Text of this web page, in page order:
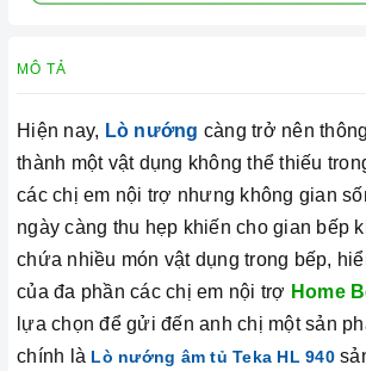
MÔ TẢ
Hiện nay, Lò nướng càng trở nên
thành một vật dụng không thể thiếu
các chị em nội trợ nhưng không gian
ngày càng thu hẹp khiến cho gian bếp
chứa nhiều món vật dụng trong bếp,
của đa phần các chị em nội trợ Home
lựa chọn để gửi đến anh chị một sản
chính là Lò nướng âm tủ Teka HL 940